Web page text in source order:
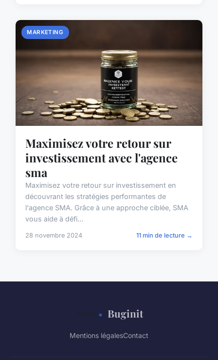
MARKETING
Maximisez votre retour sur
investissement avec l'agence
sma
Maximisez votre retour sur investissement en
découvrant les stratégies performantes de
l'agence SMA. Grâce à une approche ciblée, SMA
vous aide à défi...
28 novembre 2024 11 min de lecture →
Buginit
Mentions légalesContact